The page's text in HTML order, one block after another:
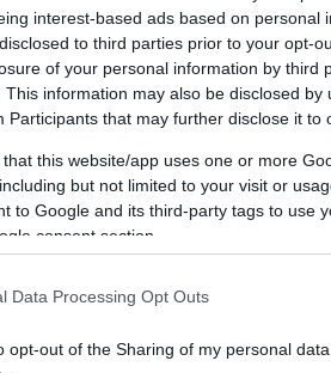
interest-based ads based on personal
to third parties prior to your opt-
of your personal information by third
This information may also be disclosed
Participants that may further disclose it to
that this website/app uses one or more
but not limited to your visit or
to Google and its third-party tags to use
consent section.
Data Processing Opt Outs
opt-out of the Sharing of my personal data.